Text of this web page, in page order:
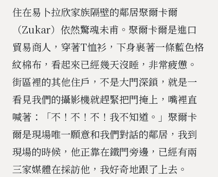
住在易卜拉欣家族隔壁的鄰居聚爾卡爾
（Zukar）依然驚魂未甫。聚爾卡爾是進口
貿易商人，穿著T恤衫，下身裹著一條藍色格
紋棉布，看起來已經幾天沒睡，非常疲憊。
街區裡的其他住戶，不是大門深鎖，就是一
看見我們的攝影機就趕緊把門掩上，嘴裡直
喊著：「不！不！不！我不知道。」聚爾卡
爾是現場唯一願意和我們對話的鄰居，我到
現場的時候，他正靠在鐵門旁邊，已經有兩
三家媒體在採訪他，我好奇地跟了上去。